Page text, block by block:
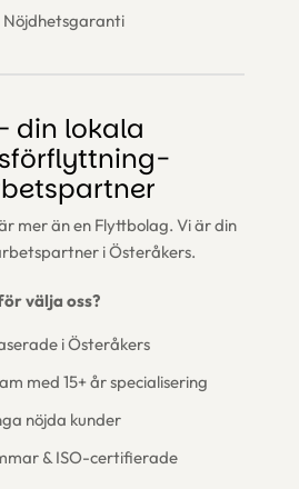
Nöjdhetsgaranti
din lokala
mer än en Flyttbolag. Vi är din
i Österåkers.
välja oss?
i Österåkers
med 15+ år specialisering
nöjda kunder
& ISO-certifierade